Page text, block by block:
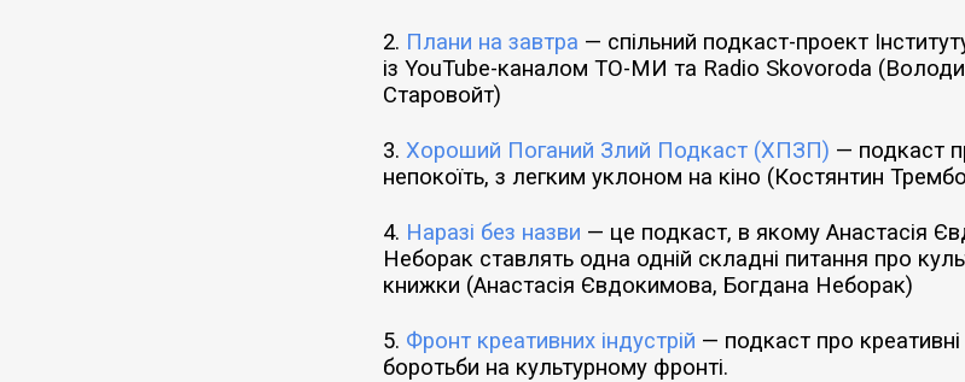
2. Плани на завтра — спільний подкаст-проект
із YouTube-каналом ТО-МИ та Radio Skovoroda
Старовойт)
3. Хороший Поганий Злий Подкаст (ХПЗП) — подкаст
непокоїть, з легким уклоном на кіно (Костянтин
4. Наразі без назви — це подкаст, в якому Анастасія
Неборак ставлять одна одній складні питання про
книжки (Анастасія Євдокимова, Богдана Неборак)
5. Фронт креативних індустрій — подкаст про креативні
боротьби на культурному фронті.